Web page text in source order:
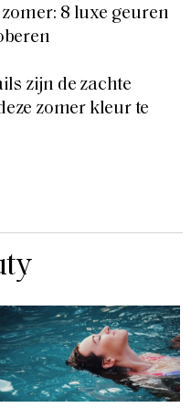
zomer: 8 luxe geuren
zijn de zachte
zomer kleur te